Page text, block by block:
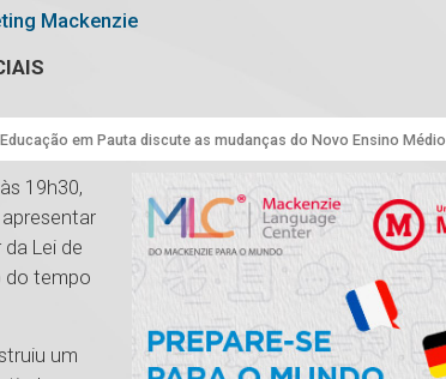
Mackenzie
Educação em Pauta discute as mudanças do Novo Ensino Médio
19h30,
apresentar
Lei de
do tempo
um